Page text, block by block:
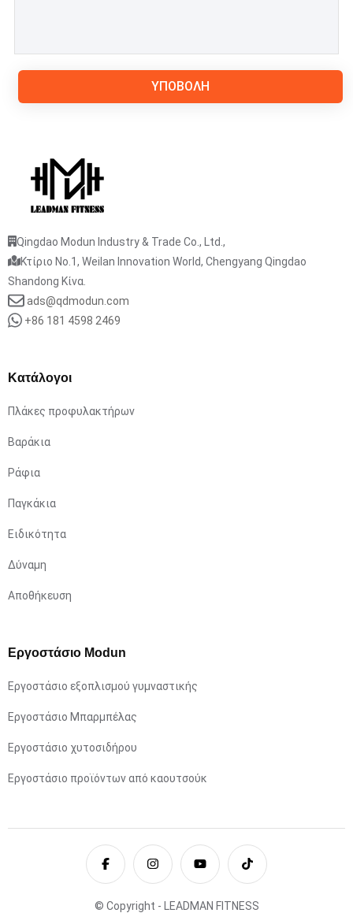
ΥΠΟΒΟΛΉ
Qingdao Modun Industry & Trade Co., Ltd.,
Κτίριο No.1, Weilan Innovation World, Chengyang Qingdao
Shandong Κίνα.
ads@qdmodun.com
+86 181 4598 2469
Κατάλογοι
Πλάκες προφυλακτήρων
Βαράκια
Ράφια
Παγκάκια
Ειδικότητα
Δύναμη
Αποθήκευση
Εργοστάσιο Modun
Εργοστάσιο εξοπλισμού γυμναστικής
Εργοστάσιο Μπαρμπέλας
Εργοστάσιο χυτοσιδήρου
Εργοστάσιο προϊόντων από καουτσούκ
© Copyright - LEADMAN FITNESS